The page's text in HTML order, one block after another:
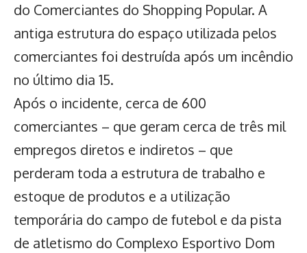
do Comerciantes do Shopping Popular. A
antiga estrutura do espaço utilizada pelos
comerciantes foi destruída após um incêndio
no último dia 15.
Após o incidente, cerca de 600
comerciantes – que geram cerca de três mil
empregos diretos e indiretos – que
perderam toda a estrutura de trabalho e
estoque de produtos e a utilização
temporária do campo de futebol e da pista
de atletismo do Complexo Esportivo Dom